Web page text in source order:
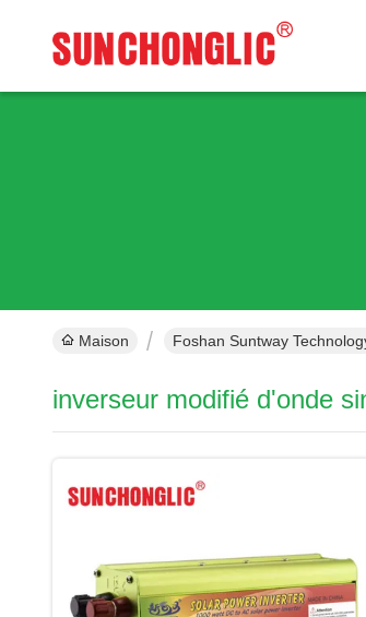
Maison Foshan Suntway
inverseur modifié d'onde